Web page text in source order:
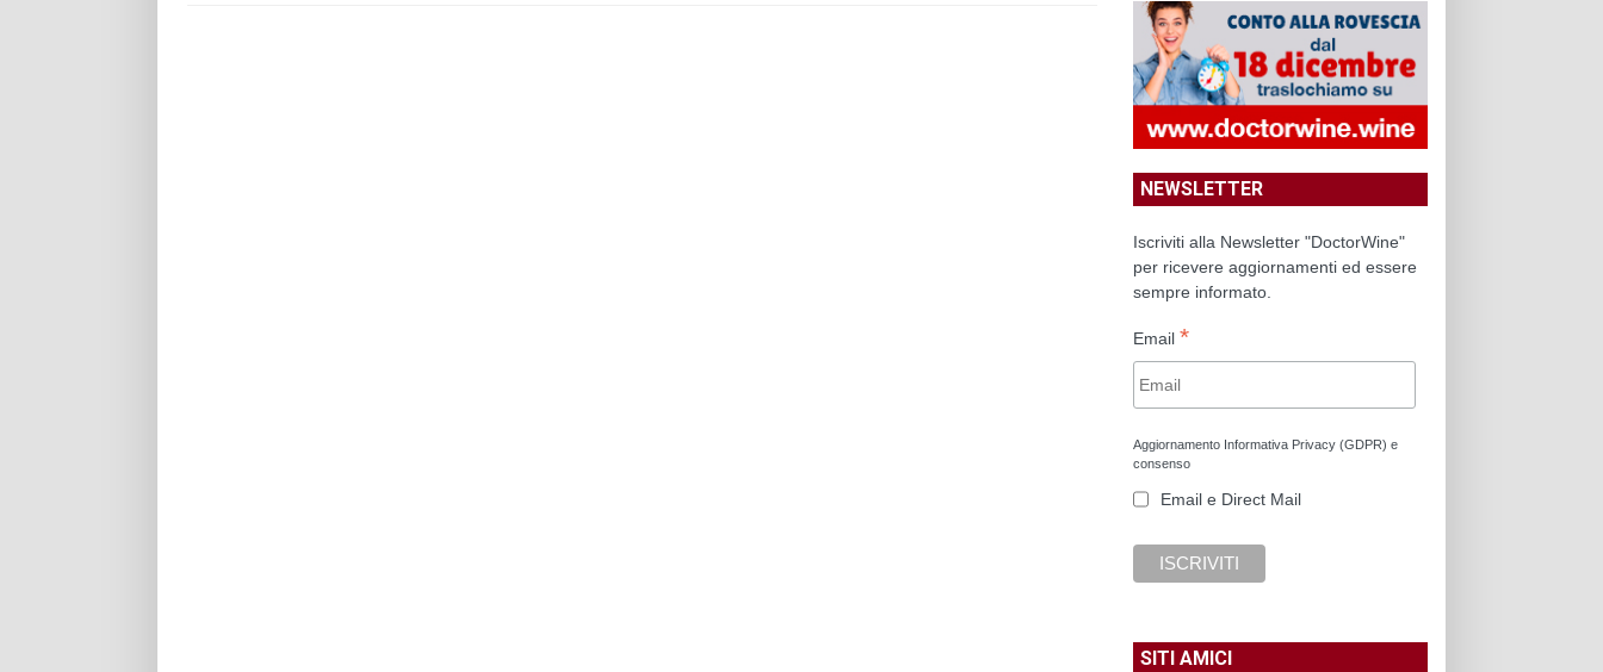
NEWSLETTER
Iscriviti alla Newsletter "DoctorWine"
per ricevere aggiornamenti ed essere
sempre informato.
Email *
Aggiornamento Informativa Privacy (GDPR) e
consenso
Email e Direct Mail
SITI AMICI